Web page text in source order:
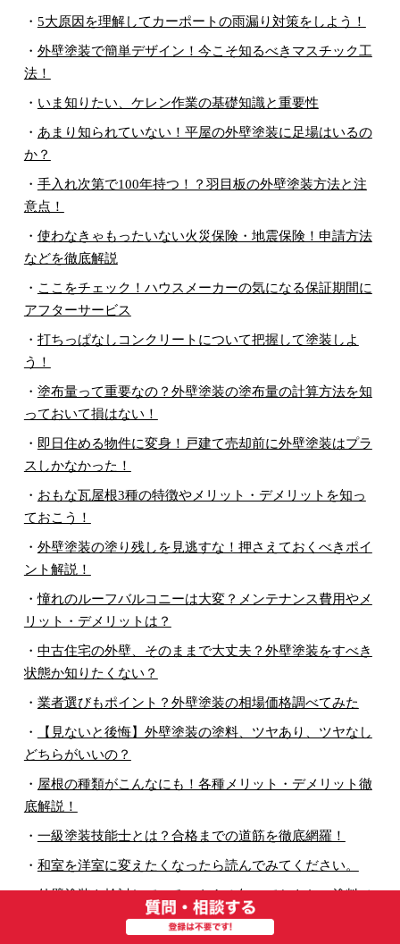
・ 5大原因を理解してカーポートの雨漏り対策をしよう！
・ 外壁塗装で簡単デザイン！今こそ知るべきマスチック工
法！
・ いま知りたい、ケレン作業の基礎知識と重要性
・ あまり知られていない！平屋の外壁塗装に足場はいるの
か？
・ 手入れ次第で100年持つ！？羽目板の外壁塗装方法と注
意点！
・ 使わなきゃもったいない火災保険・地震保険！申請方法
などを徹底解説
・ ここをチェック！ハウスメーカーの気になる保証期間に
アフターサービス
・ 打ちっぱなしコンクリートについて把握して塗装しよ
う！
・ 塗布量って重要なの？外壁塗装の塗布量の計算方法を知
っておいて損はない！
・ 即日住める物件に変身！戸建て売却前に外壁塗装はプラ
スしかなかった！
・ おもな瓦屋根3種の特徴やメリット・デメリットを知っ
ておこう！
・ 外壁塗装の塗り残しを見逃すな！押さえておくべきポイ
ント解説！
・憧れのルーフバルコニーは大変？メンテナンス費用やメ
リット・デメリットは？
・ 中古住宅の外壁、そのままで大丈夫？外壁塗装をすべき
状態か知りたくない？
・ 業者選びもポイント？外壁塗装の相場価格調べてみた
・
【見ないと後悔】外壁塗装の塗料、ツヤあり、ツヤなし
どちらがいいの？
・ 屋根の種類がこんなにも！各種メリット・デメリット徹
底解説！
・ 一級塗装技能士とは？合格までの道筋を徹底網羅！
・ 和室を洋室に変えたくなったら読んでみてください。
・外壁塗装を検討しているのなら！知っておきたい塗料メ